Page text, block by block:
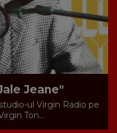
Jeane"
ul Virgin Radio pe
Ton...